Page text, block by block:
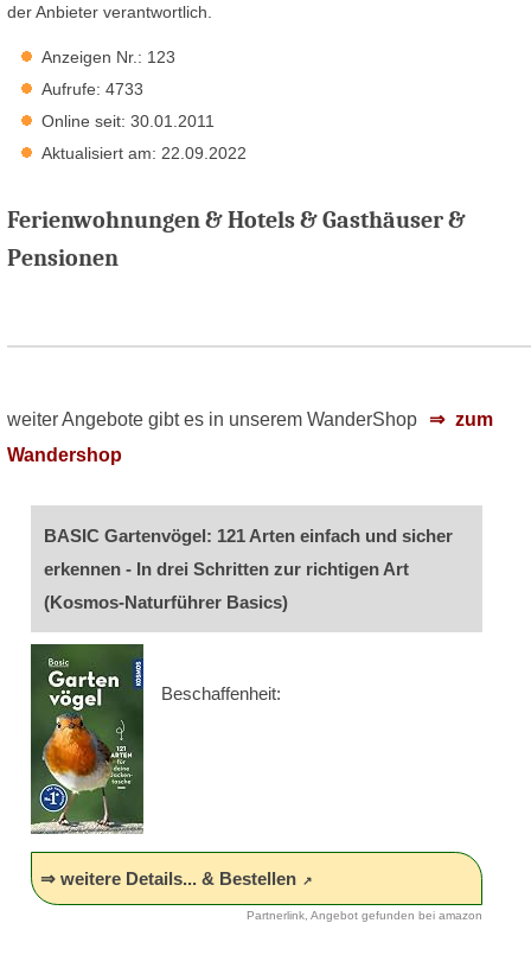
der Anbieter verantwortlich.
Anzeigen Nr.: 123
Aufrufe: 4733
Online seit: 30.01.2011
Aktualisiert am: 22.09.2022
Ferienwohnungen & Hotels & Gasthäuser &
Pensionen
weiter Angebote gibt es in unserem WanderShop
zum
Wandershop
BASIC Gartenvögel: 121 Arten einfach und sicher
erkennen - In drei Schritten zur richtigen Art
(Kosmos-Naturführer Basics)
Beschaffenheit:
⇒ weitere Details... & Bestellen
Partnerlink, Angebot gefunden bei amazon